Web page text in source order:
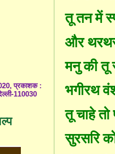
तूतनमें
और
मनु की तू
भगीरथ
तू चाहे तो
सुरसरि
प्रकाशक :
110030